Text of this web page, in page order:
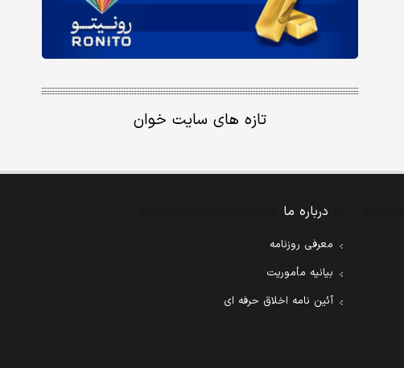
تازه های سایت خوان
درباره ما
معرفی روزنامه
بیانیه مأموریت
آئین نامه اخلاق حرفه ای